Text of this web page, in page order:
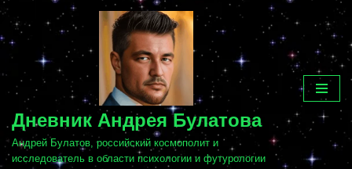
Перейти
к
содержимому
Дневник Андрея Булатова
Андрей Булатов, российский космополит и
исследователь в области психологии и футурологии